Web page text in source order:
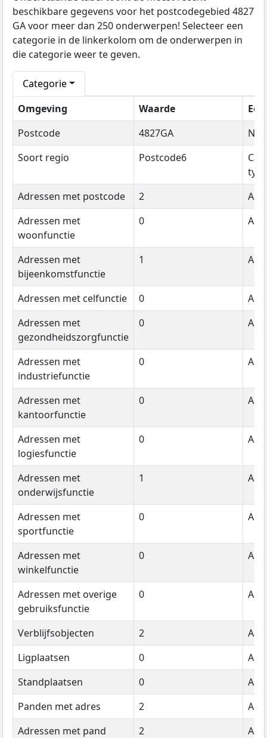
beschikbare gegevens voor het postcodegebied 4827
GA voor meer dan 250 onderwerpen! Selecteer een
categorie in de linkerkolom om de onderwerpen in
die categorie weer te geven.
Categorie
Omgeving
Waarde
Postcode
4827GA
Soort regio
Postcode6
type
Adressen met postcode
2
Adressen met
woonfunctie
0
Adressen met
bijeenkomstfunctie
1
Adressen met celfunctie 0
Adressen met
gezondheidszorgfunctie
0
Adressen met
industriefunctie
0
Adressen met
kantoorfunctie
0
Adressen met
logiesfunctie
0
Adressen met
onderwijsfunctie
1
Adressen met
sportfunctie
0
Adressen met
winkelfunctie
0
Adressen met overige
gebruiksfunctie
0
Verblijfsobjecten 2
Ligplaatsen
0
Standplaatsen
0
Panden met adres
2
Adressen met pand
2